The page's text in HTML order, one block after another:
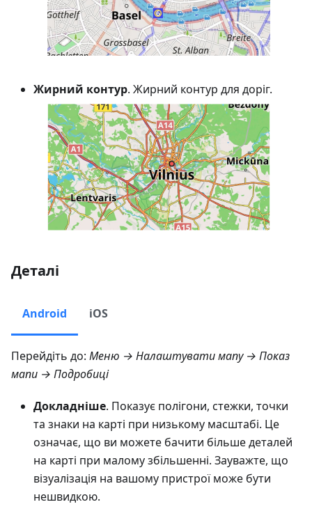
Жирний контур. Жирний контур для доріг.
Деталі
Android iOS
Перейдіть до: Меню → Налаштувати мапу → Показ
мапи → Подробиці
Докладніше. Показує полігони, стежки, точки
та знаки на карті при низькому масштабі. Це
означає, що ви можете бачити більше деталей
на карті при малому збільшенні. Зауважте, що
візуалізація на вашому пристрої може бути
нешвидкою.